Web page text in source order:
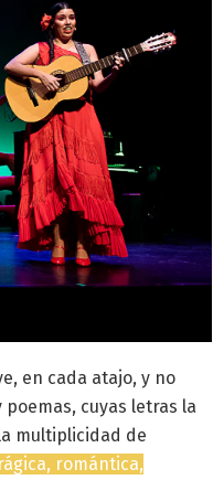
en cada atajo, y no
cuyas letras la
multiplicidad de
romántica,